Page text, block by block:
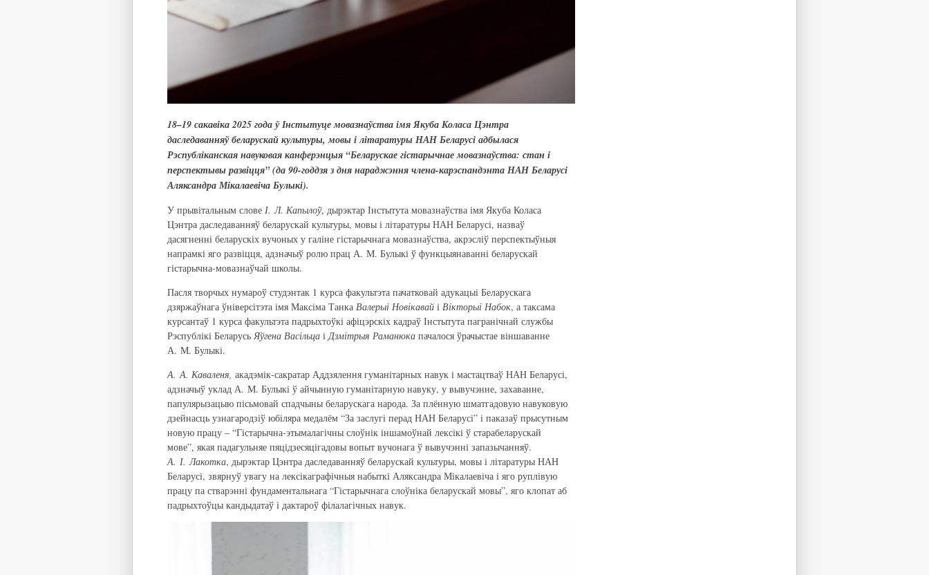
18–19 сакавіка 2025 года ў Інстытуце мовазнаўства імя Якуба Коласа Цэнтра
даследаванняў беларускай культуры, мовы і літаратуры НАН Беларусі адбылася
Рэспубліканская навуковая канферэнцыя “Беларускае гістарычнае мовазнаўства: стан і
перспектывы развіцця” (да 90-годдзя з дня нараджэння члена-карэспандэнта НАН Беларусі
Аляксандра Мікалаевіча Булыкі).
У прывітальным слове І. Л. Капылоў, дырэктар Інстытута мовазнаўства імя Якуба Коласа
Цэнтра даследаванняў беларускай культуры, мовы і літаратуры НАН Беларусі, назваў
дасягненні беларускіх вучоных у галіне гістарычнага мовазнаўства, акрэсліў перспектыўныя
напрамкі яго развіцця, адзначыў ролю прац А. М. Булыкі ў функцыянаванні беларускай
гістарычна-мовазнаўчай школы.
Пасля творчых нумароў студэнтак 1 курса факультэта пачатковай адукацыі Беларускага
дзяржаўнага ўніверсітэта імя Максіма Танка Валерыі Новікавай і Вікторыі Набок, а таксама
курсантаў 1 курса факультэта падрыхтоўкі афіцэрскіх кадраў Інстытута пагранічнай службы
Рэспублікі БеларусьЯўгена Васільца іДзмітрыя Раманюка пачалося ўрачыстае віншаванне
А. М. Булыкі.
А. А. Каваленя, акадэмік-сакратар Аддзялення гуманітарных навук і мастацтваў НАН Беларусі,
адзначыў уклад А. М. Булыкі ў айчынную гуманітарную навуку, у вывучэнне, захаванне,
папулярызацыю пісьмовай спадчыны беларускага народа. За плённую шматгадовую навуковую
дзейнасць узнагародзіў юбіляра медалём “За заслугі перад НАН Беларусі” і паказаў прысутным
новую працу – “Гістарычна-этымалагічны слоўнік іншамоўнай лексікі ў старабеларускай
мове”, якая падагульняе пяцідзесяцігадовы вопыт вучонага ў вывучэнні запазычанняў.
А. І. Лакотка, дырэктар Цэнтра даследаванняў беларускай культуры, мовы і літаратуры НАН
Беларусі, звярнуў увагу на лексікаграфічныя набыткі Аляксандра Мікалаевіча і яго руплівую
працу па стварэнні фундаментальнага “Гістарычнага слоўніка беларускай мовы”, яго клопат аб
падрыхтоўцы кандыдатаў і дактароў філалагічных навук.